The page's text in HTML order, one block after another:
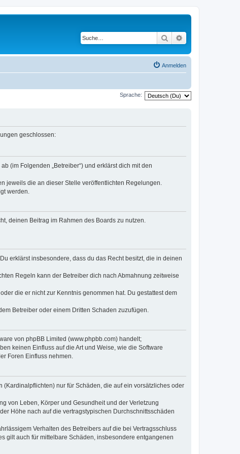
Suche
Anmelden
Sprache:
geschlossen:
(im Folgenden „Betreiber“) und erklärst dich mit den
jeweils die an dieser Stelle veröffentlichten Regelungen.
werden.
deinen Beitrag im Rahmen des Boards zu nutzen.
erklärst insbesondere, dass du das Recht besitzt, die in deinen
Regeln kann der Betreiber dich nach Abmahnung zeitweise
die er nicht zur Kenntnis genommen hat. Du gestattest dem
Betreiber oder einem Dritten Schaden zuzufügen.
von phpBB Limited (www.phpbb.com) handelt;
keinen Einfluss auf die Art und Weise, wie die Software
Foren Einfluss nehmen.
nur für Schäden, die auf ein vorsätzliches oder
von Leben, Körper und Gesundheit und der Verletzung
Höhe nach auf die vertragstypischen Durchschnittsschäden
Verhalten des Betreibers auf die bei Vertragsschluss
gilt auch für mittelbare Schäden, insbesondere entgangenen